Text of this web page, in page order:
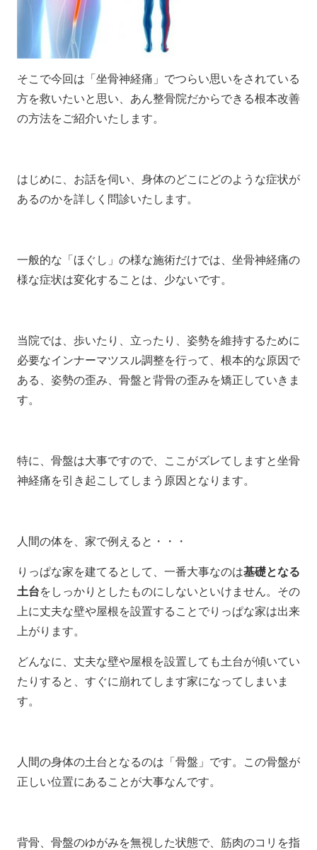
そこで今回は「坐骨神経痛」でつらい思いをされている
方を救いたいと思い、あん整骨院だからできる根本改善
の方法をご紹介いたします。
はじめに、お話を伺い、身体のどこにどのような症状が
あるのかを詳しく問診いたします。
一般的な「ほぐし」の様な施術だけでは、坐骨神経痛の
様な症状は変化することは、少ないです。
当院では、歩いたり、立ったり、姿勢を維持するために
必要なインナーマツスル調整を行って、根本的な原因で
ある、姿勢の歪み、骨盤と背骨の歪みを矯正していきま
す。
特に、骨盤は大事ですので、ここがズレてしますと坐骨
神経痛を引き起こしてしまう原因となります。
人間の体を、家で例えると・・・
りっぱな家を建てるとして、一番大事なのは基礎となる
土台をしっかりとしたものにしないといけません。その
上に丈夫な壁や屋根を設置することでりっぱな家は出来
上がります。
どんなに、丈夫な壁や屋根を設置しても土台が傾いてい
たりすると、すぐに崩れてします家になってしまいま
す。
人間の身体の土台となるのは「骨盤」です。この骨盤が
正しい位置にあることが大事なんです。
背骨、骨盤のゆがみを無視した状態で、筋肉のコリを指